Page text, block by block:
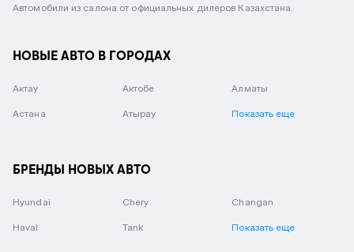
Автомобили из салона от официальных дилеров Казахстана.
НОВЫЕ АВТО В ГОРОДАХ
Актау Актобе Алматы
Астана Атырау Показать еще
БРЕНДЫ НОВЫХ АВТО
Hyundai Chery Changan
Haval Tank Показать еще